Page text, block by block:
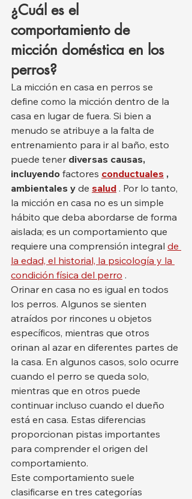
¿Cuál es el
comportamiento de
micción doméstica en los
perros?
La micción en casa en perros se
define como la micción dentro de la
casa en lugar de fuera. Si bien a
menudo se atribuye a la falta de
entrenamiento para ir al baño, esto
puede tener diversas causas,
incluyendo factores conductuales ,
ambientales y de salud . Por lo tanto,
la micción en casa no es un simple
hábito que deba abordarse de forma
aislada; es un comportamiento que
requiere una comprensión integral de
la edad, el historial, la psicología y la
condición física del perro .
Orinar en casa no es igual en todos
los perros. Algunos se sienten
atraídos por rincones u objetos
específicos, mientras que otros
orinan al azar en diferentes partes de
la casa. En algunos casos, solo ocurre
cuando el perro se queda solo,
mientras que en otros puede
continuar incluso cuando el dueño
está en casa. Estas diferencias
proporcionan pistas importantes
para comprender el origen del
comportamiento.
Este comportamiento suele
clasificarse en tres categorías